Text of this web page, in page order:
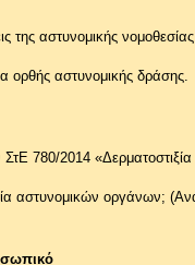
της αστυνομικής
ορθής αστυνομικής δράσης.
780/2014 «Δερματοστιξία
αστυνομικών οργάνων;